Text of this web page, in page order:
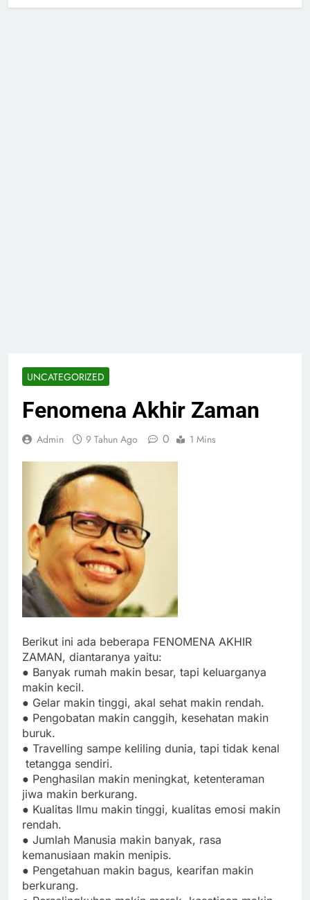
UNCATEGORIZED
Fenomena Akhir Zaman
Admin 9 Tahun Ago 0 1 Mins
Berikut ini ada beberapa FENOMENA AKHIR
ZAMAN, diantaranya yaitu:
● Banyak rumah makin besar, tapi keluarganya
makin kecil.
● Gelar makin tinggi, akal sehat makin rendah.
● Pengobatan makin canggih, kesehatan makin
buruk.
● Travelling sampe keliling dunia, tapi tidak kenal
tetangga sendiri.
● Penghasilan makin meningkat, ketenteraman
jiwa makin berkurang.
● Kualitas Ilmu makin tinggi, kualitas emosi makin
rendah.
● Jumlah Manusia makin banyak, rasa
kemanusiaan makin menipis.
● Pengetahuan makin bagus, kearifan makin
berkurang.